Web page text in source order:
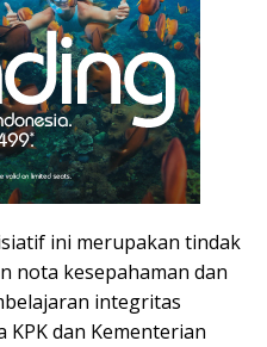
ini merupakan tindak
nota kesepahaman dan
integritas
KPK dan Kementerian